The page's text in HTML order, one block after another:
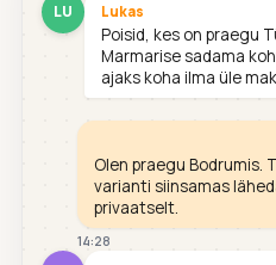
LU Lukas
Poisid, kes on praegu
Marmarise sadama
ajaks koha ilma üle
Olen praegu Bodrumis.
varianti siinsamas
privaatselt.
14:28